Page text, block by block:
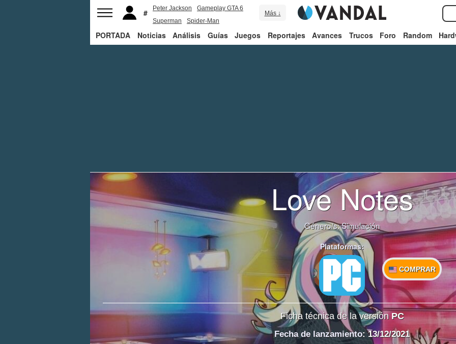
Peter Jackson
Gameplay GTA 6
Superman
Spider-Man
Más ↓
PORTADA Noticias Análisis Guías Juegos Reportajes Avances Trucos Foro Random
Love Notes
Género/s:Simulación
Plataformas:
COMPRAR
Ficha técnica de la versión PC
Fecha de lanzamiento: 13/12/2021